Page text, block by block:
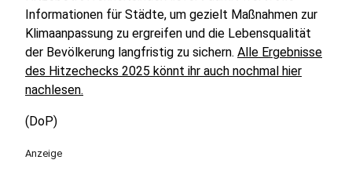
Informationen für Städte, um gezielt Maßnahmen zur
Klimaanpassung zu ergreifen und die Lebensqualität
der Bevölkerung langfristig zu sichern. Alle Ergebnisse
des Hitzechecks 2025 könnt ihr auch nochmal hier
nachlesen.
(DoP)
Anzeige